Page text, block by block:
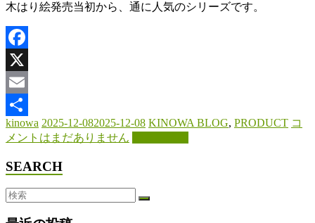
木はり絵発売当初から、通に人気のシリーズです。
Facebook
X
Email
共
kinowa 2025-12-082025-12-08 KINOWA BLOG, PRODUCT コ
メントはまだありません
SEARCH